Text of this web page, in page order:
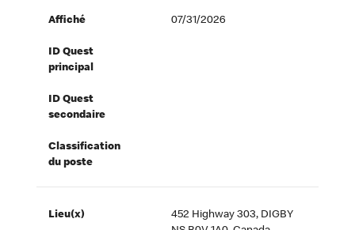
Affiché 07/31/2026
ID Quest
principal
ID Quest
secondaire
Classification
du poste
Lieu(x)
452 Highway 303, DIGBY